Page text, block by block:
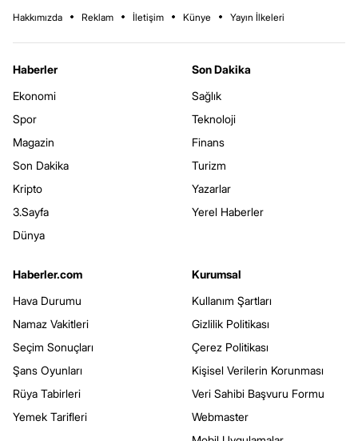
Hakkımızda Reklam İletişim Künye Yayın İlkeleri
Haberler
Ekonomi
Spor
Magazin
Son Dakika
Kripto
3.Sayfa
Dünya
Son Dakika
Sağlık
Teknoloji
Finans
Turizm
Yazarlar
Yerel Haberler
Haberler.com
Hava Durumu
Namaz Vakitleri
Seçim Sonuçları
Şans Oyunları
Rüya Tabirleri
Yemek Tarifleri
Kurumsal
Kullanım Şartları
Gizlilik Politikası
Çerez Politikası
Kişisel Verilerin Korunması
Veri Sahibi Başvuru Formu
Webmaster